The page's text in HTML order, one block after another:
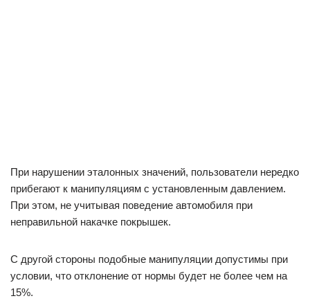
При нарушении эталонных значений, пользователи нередко
прибегают к манипуляциям с установленным давлением.
При этом, не учитывая поведение автомобиля при
неправильной накачке покрышек.
С другой стороны подобные манипуляции допустимы при
условии, что отклонение от нормы будет не более чем на
15%.